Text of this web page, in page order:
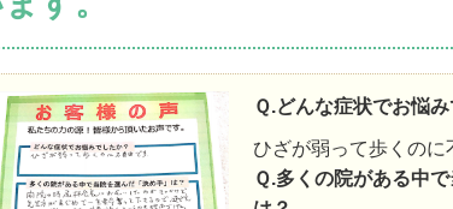
Ｑ.どんな症状でお悩
ひざが弱って歩くのに
Ｑ.多くの院がある中